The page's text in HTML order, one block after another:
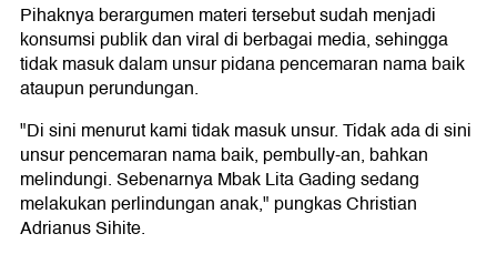
Pihaknya berargumen materi tersebut sudah menjadi
konsumsi publik dan viral di berbagai media, sehingga
tidak masuk dalam unsur pidana pencemaran nama baik
ataupun perundungan.
"Di sini menurut kami tidak masuk unsur. Tidak ada di sini
unsur pencemaran nama baik, pembully-an, bahkan
melindungi. Sebenarnya Mbak Lita Gading sedang
melakukan perlindungan anak," pungkas Christian
Adrianus Sihite.